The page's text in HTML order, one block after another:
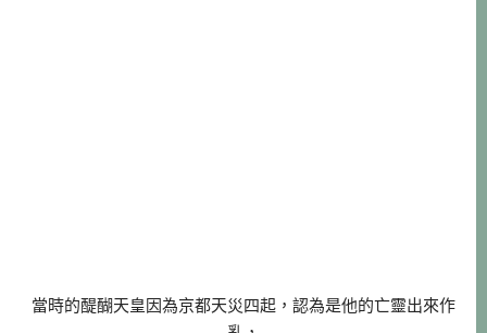
當時的醍醐天皇因為京都天災四起，認為是他的亡靈出來作